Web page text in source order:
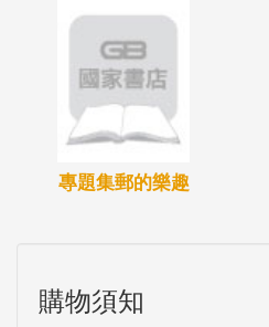
專題集郵的樂趣
購物須知